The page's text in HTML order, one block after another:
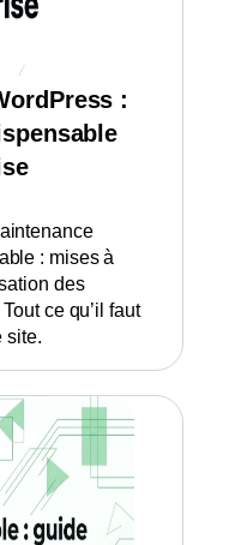
:
: mises à
des
ce qu’il faut
site.